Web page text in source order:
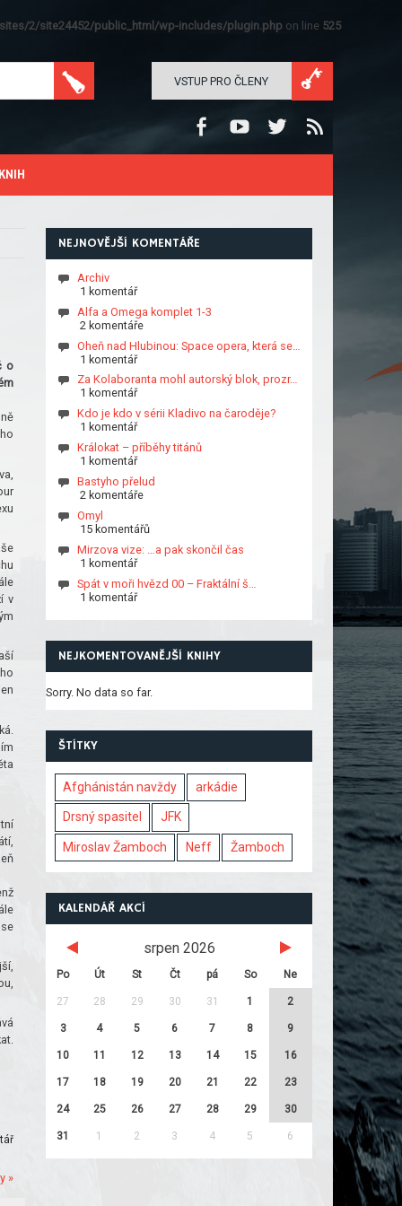
2/site24452/public_html/wp-includes/plugin.php on line 525
VSTUP PRO ČLENY
o
v
»
NEJNOVĚJŠÍ KOMENTÁŘE
Archiv
1 komentář
Alfa a Omega komplet 1-3
2 komentáře
Oheň nad Hlubinou: Space opera, která se…
1 komentář
Za Kolaboranta mohl autorský blok, prozr…
1 komentář
Kdo je kdo v sérii Kladivo na čaroděje?
1 komentář
Králokat – příběhy titánů
1 komentář
Bastyho přelud
2 komentáře
Omyl
15 komentářů
Mirzova vize: …a pak skončil čas
1 komentář
Spát v moři hvězd 00 – Fraktální š…
1 komentář
NEJKOMENTOVANĚJŠÍ KNIHY
Sorry. No data so far.
ŠTÍTKY
Afghánistán navždy arkádie
Drsný spasitel JFK
Miroslav Žamboch Neff Žamboch
KALENDÁŘ AKCÍ
srpen 2026
Po Út St Čt pá So Ne
27 28 29 30 31 1 2
3 4 5 6 7 8 9
10 11 12 13 14 15 16
17 18 19 20 21 22 23
24 25 26 27 28 29 30
31 1 2 3 4 5 6